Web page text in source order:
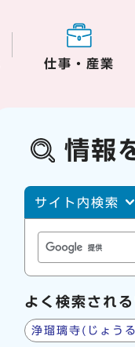
仕事・産業
情報
サイト内・ペー
サイト内検索
よく検索され
浄瑠璃寺(じょう